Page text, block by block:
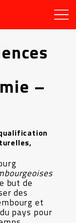
–
but de
des
et
pays pour